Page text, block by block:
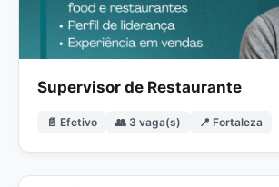
Supervisor de Restaurante
📄 Efetivo 👥 3 vaga(s) 📍 Fortaleza